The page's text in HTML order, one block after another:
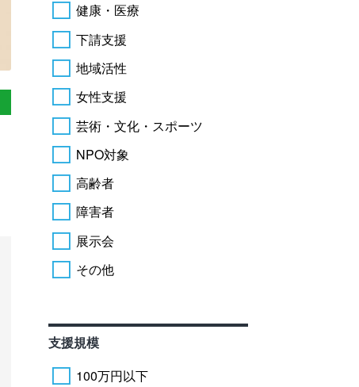
健康・医療
下請支援
地域活性
女性支援
芸術・文化・スポーツ
NPO対象
高齢者
障害者
展示会
その他
支援規模
100万円以下